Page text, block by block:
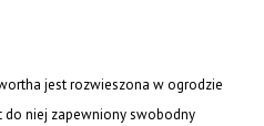
jest rozwieszona w ogrodzie
do niej zapewniony swobodny